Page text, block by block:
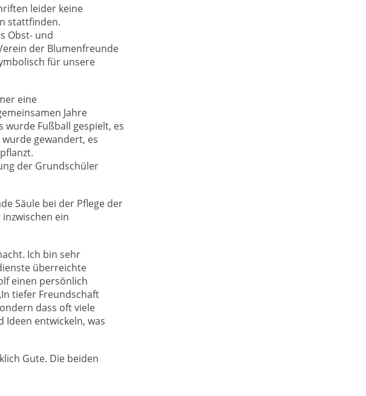
leider keine
stattfinden.
Obst- und
der Blumenfreunde
für unsere
eine
Jahre
Fußball gespielt, es
gewandert, es
der Grundschüler
Säule bei der Pflege der
ein
Ich bin sehr
überreichte
einen persönlich
tiefer Freundschaft
dass oft viele
entwickeln, was
Gute. Die beiden